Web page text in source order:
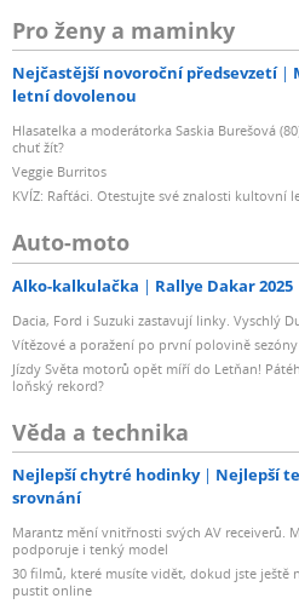
Pro ženy a maminky
Nejčastější novoroční předsevzetí
letní dovolenou
Hlasatelka a moderátorka Saskia Burešová
chuť žít?
Veggie Burritos
KVÍZ: Rafťáci. Otestujte své znalosti kultovní
Auto-moto
Alko-kalkulačka Rallye Dakar 2025
Dacia, Ford i Suzuki zastavují linky. Vyschlý
Vítězové a poražení po první polovině sezóny
Jízdy Světa motorů opět míří do Letňan!
loňský rekord?
Věda a technika
Nejlepší chytré hodinky Nejlepší
srovnání
Marantz mění vnitřnosti svých AV receiverů.
podporuje i tenký model
30 filmů, které musíte vidět, dokud jste ještě
pustit online